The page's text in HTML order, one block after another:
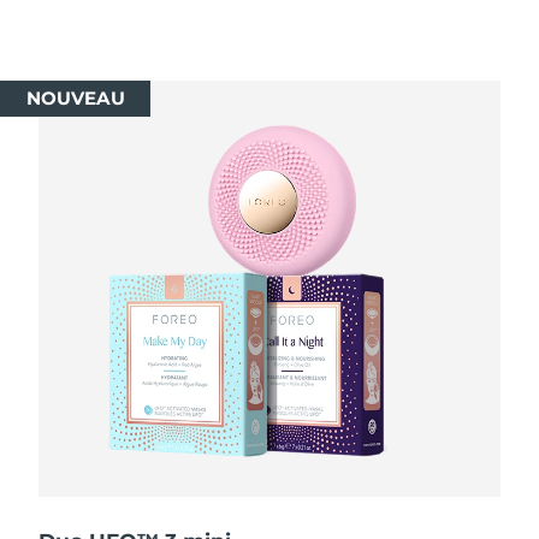
NOUVEAU
Macao
Livraison estimée
Livraison estimée
Livraison estimée
Monaco Livraison estimée
Pays-Bas Livraison estimée
Nouvelle-Zélande Livraison estimée
Oman